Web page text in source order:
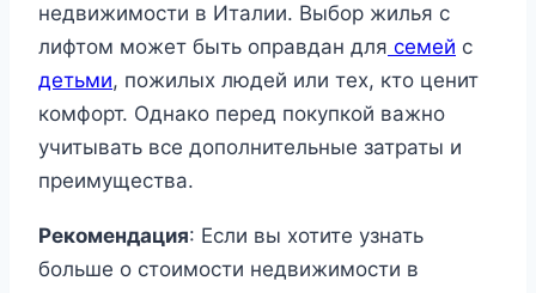
недвижимости в Италии. Выбор жилья с
лифтом может быть оправдан для семей с
детьми, пожилых людей или тех, кто ценит
комфорт. Однако перед покупкой важно
учитывать все дополнительные затраты и
преимущества.
Рекомендация: Если вы хотите узнать
больше о стоимости недвижимости в